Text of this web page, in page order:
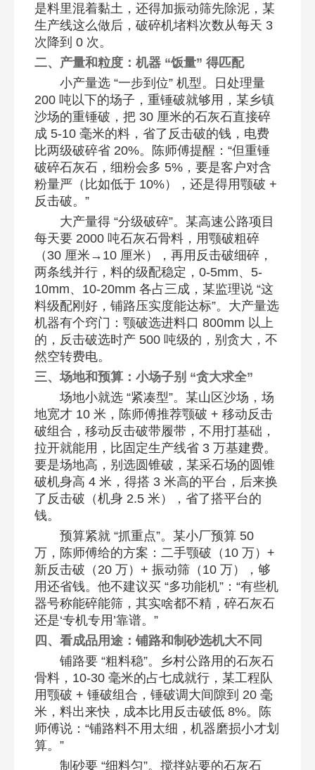
是料里混着黏土，还得加振动筛先除泥，某
生产线这么做后，破碎机堵料次数从每天 3
次降到 0 次。​
二、产量和粒度：机器 “饭量” 得匹配​
小产量选 “一步到位” 机型。日处理量
200 吨以下的场子，重锤破就够用，某乡镇
沙场的重锤破，把 30 厘米的石灰石直接碎
成 5-10 毫米的料，省了反击破的钱，电费
比两级破碎省 20%。陈师傅提醒：“但重锤
破碎石灰石，细粉会多 5%，要是客户对含
粉量严（比如低于 10%），还是得用颚破 +
反击破。”​
大产量得 “分级破碎”。某高速公路项目
每天要 2000 吨石灰石骨料，用颚破粗碎
（30 厘米→10 厘米），再用反击破细碎，
两条线并行，料的级配稳定，0-5mm、5-
10mm、10-20mm 各占三成，某监理说 “这
料级配刚好，铺路压实度能达标”。大产量选
机器有个窍门：颚破选进料口 800mm 以上
的，反击破选时产 500 吨级的，别贪大，不
然空转费电。​
三、场地和预算：小场子别 “贪大求全”​
场地小就选 “紧凑型”。某山区沙场，场
地宽才 10 米，陈师傅推荐颚破 + 移动反击
破组合，移动反击破带履带，不用打基础，
拉开就能用，比固定生产线省 3 万基建费。
要是场地高，别选圆锥破，某采石场的圆锥
破机身高 4 米，得搭 3 米高的平台，后来换
了反击破（机身 2.5 米），省了搭平台的
钱。​
预算紧就 “抓重点”。某小厂预算 50
万，陈师傅给的方案：二手颚破（10 万）+
新反击破（20 万）+ 振动筛（10 万），够
用还省钱。他不建议买 “多功能机”：“有些机
器号称能碎能筛，其实啥都不精，碎石灰石
还是‘专机专用’靠谱。”​
四、看成品用途：铺路和制砂选机大不同​
铺路要 “粗料稳”。乡村公路用的石灰石
骨料，10-30 毫米的占七成就行，某工程队
用颚破 + 锤破组合，锤破调大间隙到 20 毫
米，料出来快，成本比用反击破低 8%。陈
师傅说：“铺路料不用太细，机器磨损小才划
算。”​
制砂要 “细料匀”。搅拌站要的石灰石